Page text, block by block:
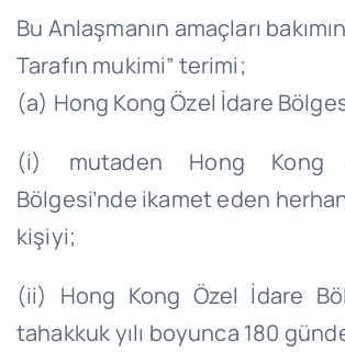
Bu Anlaşmanın amaçları
Tarafın mukimi” terimi;
(a) Hong Kong Özel İdare
(i) mutaden Hong Kong
Bölgesi’nde ikamet eden
kişiyi;
(ii) Hong Kong Özel İdare
tahakkuk yılı boyunca 180